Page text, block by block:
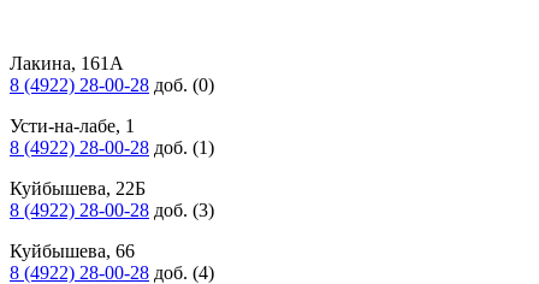
Лакина, 161А
8 (4922) 28-00-28 доб. (0)
Усти-на-лабе, 1
8 (4922) 28-00-28 доб. (1)
Куйбышева, 22Б
8 (4922) 28-00-28 доб. (3)
Куйбышева, 66
8 (4922) 28-00-28 доб. (4)